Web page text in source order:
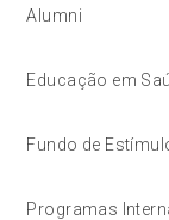
Alumni
Educação em
Fundo de
Programas